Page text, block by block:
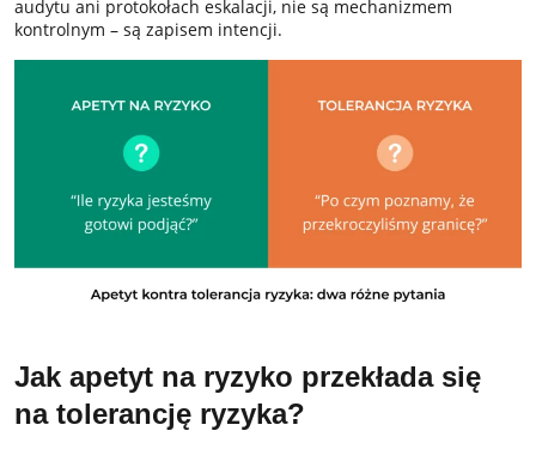
audytu ani protokołach eskalacji, nie są mechanizmem
kontrolnym – są zapisem intencji.
Jak apetyt na ryzyko przekłada się
na tolerancję ryzyka?